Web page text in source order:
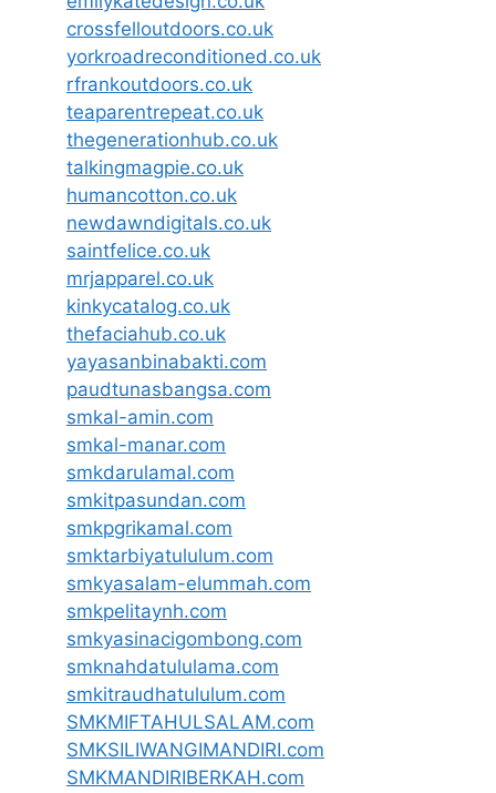
crossfelloutdoors.co.uk
yorkroadreconditioned.co.uk
rfrankoutdoors.co.uk
teaparentrepeat.co.uk
thegenerationhub.co.uk
talkingmagpie.co.uk
humancotton.co.uk
newdawndigitals.co.uk
saintfelice.co.uk
mrjapparel.co.uk
kinkycatalog.co.uk
thefaciahub.co.uk
yayasanbinabakti.com
paudtunasbangsa.com
smkal-amin.com
smkal-manar.com
smkdarulamal.com
smkitpasundan.com
smkpgrikamal.com
smktarbiyatululum.com
smkyasalam-elummah.com
smkpelitaynh.com
smkyasinacigombong.com
smknahdatululama.com
smkitraudhatululum.com
SMKMIFTAHULSALAM.com
SMKSILIWANGIMANDIRI.com
SMKMANDIRIBERKAH.com